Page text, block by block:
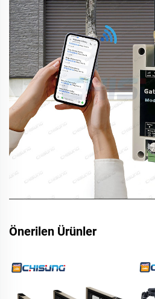
Önerilen Ürünler